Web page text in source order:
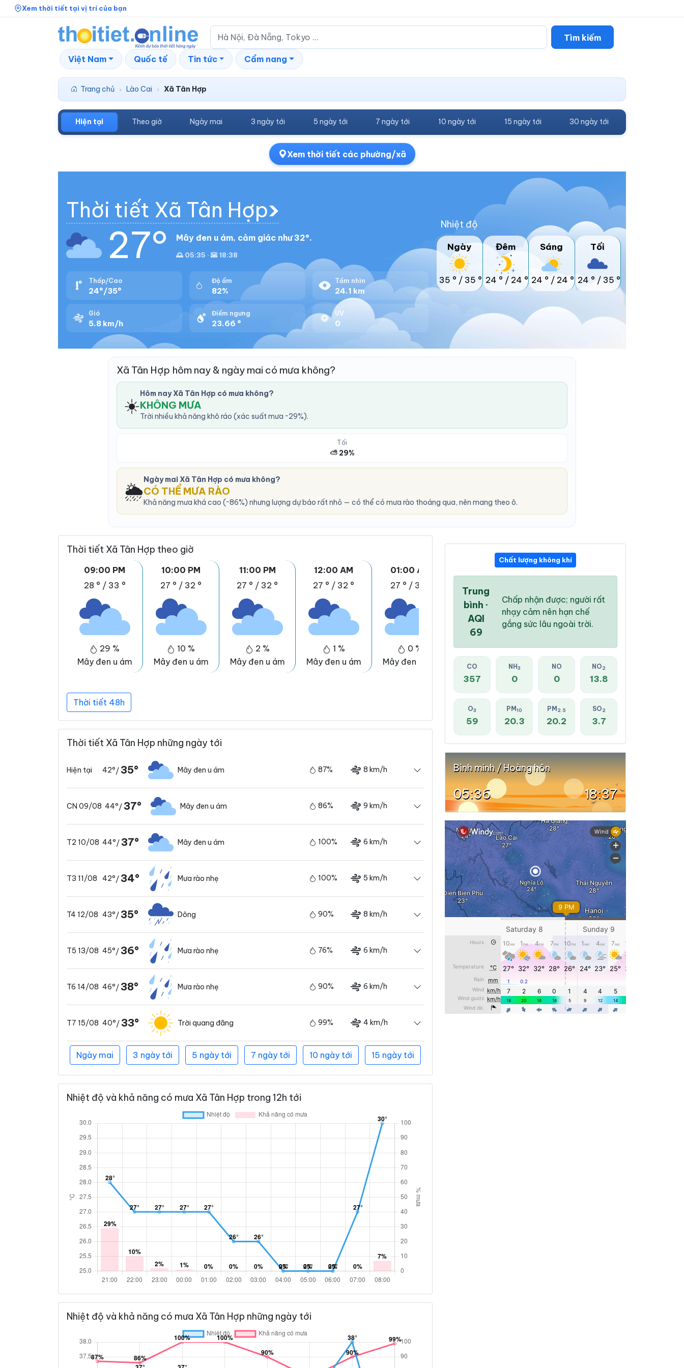
Xem thời tiết tại vị trí của bạn
Tìm kiếm
Việt Nam Quốc tế Tin tức Cẩm nang
Trang chủ › Lào Cai › Xã Tân Hợp
Hiện tại Theo giờ Ngày mai 3 ngày tới 5 ngày tới 7 ngày tới 10 ngày tới 15 ngày tới 30 ngày tới
Xem thời tiết các phường/xã
Thời tiết Xã Tân Hợp
27° Mây đen u ám, cảm giác như 32°.
🌅 05:35 · 🌇 18:38
Thấp/Cao
24°/35°
Độ ẩm
82%
Tầm nhìn
24.1 km
Gió
5.8 km/h
Điểm ngưng
23.66 °
UV
0
Nhiệt độ
Ngày
35 ° / 35 °
Đêm
24 ° / 24 °
Sáng
24 ° / 24 °
Tối
24 ° / 35 °
Xã Tân Hợp hôm nay & ngày mai có mưa không?
☀️
Hôm nay Xã Tân Hợp có mưa không?
KHÔNG MƯA
Trời nhiều khả năng khô ráo (xác suất mưa ~29%).
Tối
⛅ 29%
🌦️
Ngày mai Xã Tân Hợp có mưa không?
CÓ THỂ MƯA RÀO
Khả năng mưa khá cao (~86%) nhưng lượng dự báo rất nhỏ — có thể có mưa rào thoáng qua, nên mang theo ô.
Thời tiết Xã Tân Hợp theo giờ
09:00 PM
28 ° / 33 °
29 %
Mây đen u ám
10:00 PM
27 ° / 32 °
10 %
Mây đen u ám
11:00 PM
27 ° / 32 °
2 %
Mây đen u ám
12:00 AM
27 ° / 32 °
1 %
Mây đen u ám
01:00 AM
27 ° / 31 °
0 %
Mây đen u ám
02:00 AM
26 °
0 %
Mây rải rác
03:00 AM
0 %
Trời ít mây
Thời tiết 48h
Thời tiết Xã Tân Hợp những ngày tới
Hiện tại 42°/35° Mây đen u ám 87% 8 km/h
CN 09/08 44°/37° Mây đen u ám 86% 9 km/h
T2 10/08 44°/37° Mây đen u ám 100% 6 km/h
T3 11/08 42°/34° Mưa rào nhẹ 100% 5 km/h
T4 12/08 43°/35° Dông 90% 8 km/h
T5 13/08 45°/36° Mưa rào nhẹ 76% 6 km/h
T6 14/08 46°/38° Mưa rào nhẹ 90% 6 km/h
T7 15/08 40°/33° Trời quang đãng 99% 4 km/h
Ngày mai 3 ngày tới 5 ngày tới 7 ngày tới 10 ngày tới 15 ngày tới
Nhiệt độ và khả năng có mưa Xã Tân Hợp trong 12h tới
Nhiệt độ và khả năng có mưa Xã Tân Hợp những ngày tới
Chất lượng không khí
Trung
bình ·
AQI
69
Chấp nhận được; người rất
nhạy cảm nên hạn chế
gắng sức lâu ngoài trời.
CO
357
NH 3
0
NO
0
NO2
13.8
O3
59
PM 10
20.3
PM 2.5
20.2
SO2
3.7
Bình minh / Hoàng hôn
05:36 18:37